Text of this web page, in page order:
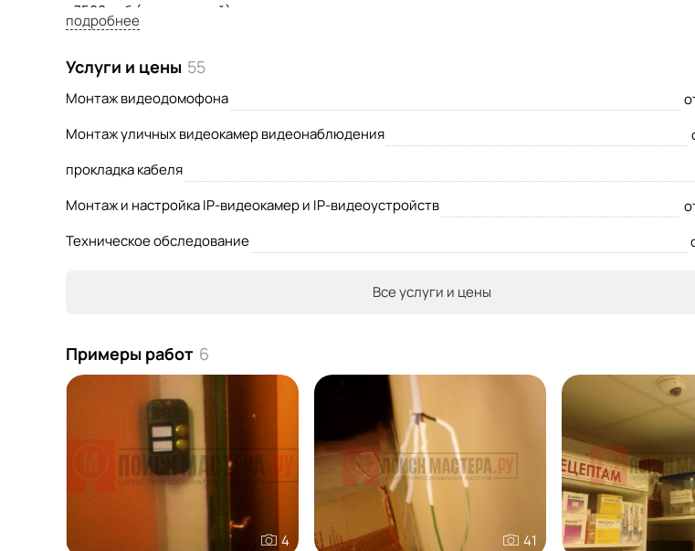
- 7500 руб (с установкой)
Ответственный и творческий подход к работе.
подробнее
Услуги и цены 55
Монтаж видеодомофона
Монтаж уличных видеокамер видеонаблюдения
прокладка кабеля
Монтаж и настройка IP-видеокамер и IP-видеоустройств
Техническое обследование
Все услуги и цены
Примеры работ 6
4 41